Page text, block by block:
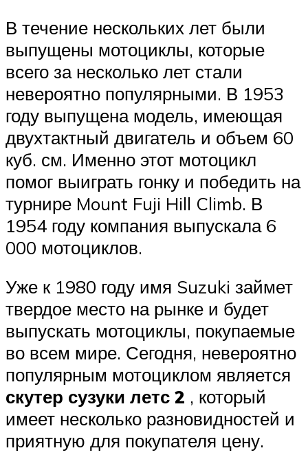
В течение нескольких лет были
выпущены мотоциклы, которые
всего за несколько лет стали
невероятно популярными. В 1953
году выпущена модель, имеющая
двухтактный двигатель и объем 60
куб. см. Именно этот мотоцикл
помог выиграть гонку и победить на
турнире Mount Fuji Hill Climb. В
1954 году компания выпускала 6
000 мотоциклов.
Уже к 1980 году имя Suzuki займет
твердое место на рынке и будет
выпускать мотоциклы, покупаемые
во всем мире. Сегодня, невероятно
популярным мотоциклом является
скутер сузуки летс 2 , который
имеет несколько разновидностей и
приятную для покупателя цену.